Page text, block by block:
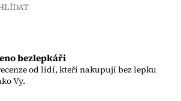
bezlepkáři
od lidí, kteří nakupují bez lepku
Vy.